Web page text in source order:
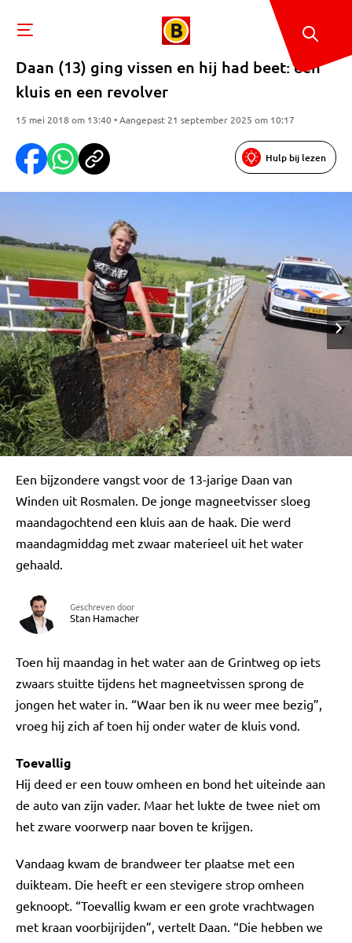
Daan (13) ging vissen en hij had beet: een
kluis en een revolver
15 mei 2018 om 13:40 • Aangepast 21 september 2025 om 10:17
Hulp bij lezen
Een bijzondere vangst voor de 13-jarige Daan van
Winden uit Rosmalen. De jonge magneetvisser sloeg
maandagochtend een kluis aan de haak. Die werd
maandagmiddag met zwaar materieel uit het water
gehaald.
Geschreven door
Stan Hamacher
Toen hij maandag in het water aan de Grintweg op iets
zwaars stuitte tijdens het magneetvissen sprong de
jongen het water in. “Waar ben ik nu weer mee bezig”,
vroeg hij zich af toen hij onder water de kluis vond.
Toevallig
Hij deed er een touw omheen en bond het uiteinde aan
de auto van zijn vader. Maar het lukte de twee niet om
het zware voorwerp naar boven te krijgen.
Vandaag kwam de brandweer ter plaatse met een
duikteam. Die heeft er een stevigere strop omheen
geknoopt. “Toevallig kwam er een grote vrachtwagen
met kraan voorbijrijden”, vertelt Daan. “Die hebben we